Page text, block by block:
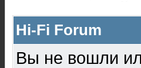
Hi-Fi Forum
Вы не вошли